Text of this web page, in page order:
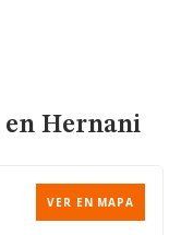
en Hernani
VER EN MAPA